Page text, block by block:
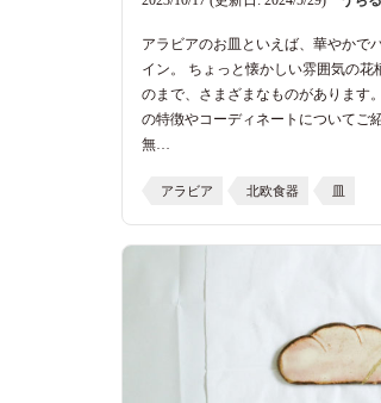
アラビアのお皿といえば、華やかで
イン。 ちょっと懐かしい雰囲気の花
のまで、さまざまなものがあります
の特徴やコーディネートについてご
無…
アラビア 北欧食器 皿